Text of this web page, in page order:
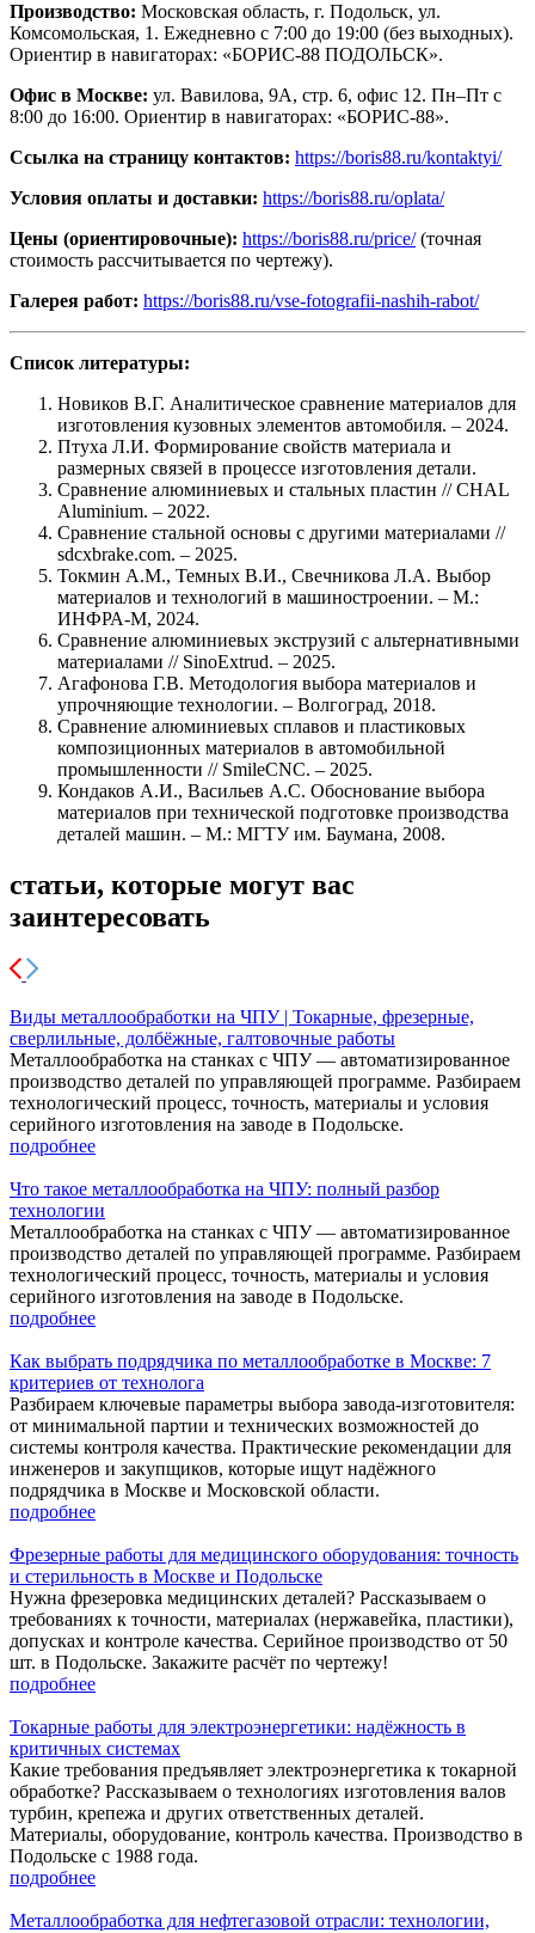
Производство: Московская область, г. Подольск, ул.
Комсомольская, 1. Ежедневно с 7:00 до 19:00 (без выходных).
Ориентир в навигаторах: «БОРИС-88 ПОДОЛЬСК».
Офис в Москве: ул. Вавилова, 9А, стр. 6, офис 12. Пн–Пт с
8:00 до 16:00. Ориентир в навигаторах: «БОРИС-88».
Ссылка на страницу контактов: https://boris88.ru/kontaktyi/
Условия оплаты и доставки: https://boris88.ru/oplata/
Цены (ориентировочные): https://boris88.ru/price/(точная
стоимость рассчитывается по чертежу).
Галерея работ: https://boris88.ru/vse-fotografii-nashih-rabot/
Список литературы:
Новиков В.Г. Аналитическое сравнение материалов для
изготовления кузовных элементов автомобиля. – 2024.
Птуха Л.И. Формирование свойств материала и
размерных связей в процессе изготовления детали.
Сравнение алюминиевых и стальных пластин // CHAL
Aluminium. – 2022.
Сравнение стальной основы с другими материалами //
sdcxbrake.com. – 2025.
Токмин А.М., Темных В.И., Свечникова Л.А. Выбор
материалов и технологий в машиностроении. – М.:
ИНФРА-М, 2024.
Сравнение алюминиевых экструзий с альтернативными
материалами // SinoExtrud. – 2025.
Агафонова Г.В. Методология выбора материалов и
упрочняющие технологии. – Волгоград, 2018.
Сравнение алюминиевых сплавов и пластиковых
композиционных материалов в автомобильной
промышленности // SmileCNC. – 2025.
Кондаков А.И., Васильев А.С. Обоснование выбора
материалов при технической подготовке производства
деталей машин. – М.: МГТУ им. Баумана, 2008.
статьи, которые могут вас
заинтересовать
Виды металлообработки на ЧПУ | Токарные, фрезерные,
сверлильные, долбёжные, галтовочные работы
Металлообработка на станках с ЧПУ — автоматизированное
производство деталей по управляющей программе. Разбираем
технологический процесс, точность, материалы и условия
серийного изготовления на заводе в Подольске.
подробнее
Что такое металлообработка на ЧПУ: полный разбор
технологии
Металлообработка на станках с ЧПУ — автоматизированное
производство деталей по управляющей программе. Разбираем
технологический процесс, точность, материалы и условия
серийного изготовления на заводе в Подольске.
подробнее
Как выбрать подрядчика по металлообработке в Москве: 7
критериев от технолога
Разбираем ключевые параметры выбора завода-изготовителя:
от минимальной партии и технических возможностей до
системы контроля качества. Практические рекомендации для
инженеров и закупщиков, которые ищут надёжного
подрядчика в Москве и Московской области.
подробнее
Фрезерные работы для медицинского оборудования: точность
и стерильность в Москве и Подольске
Нужна фрезеровка медицинских деталей? Рассказываем о
требованиях к точности, материалах (нержавейка, пластики),
допусках и контроле качества. Серийное производство от 50
шт. в Подольске. Закажите расчёт по чертежу!
подробнее
Токарные работы для электроэнергетики: надёжность в
критичных системах
Какие требования предъявляет электроэнергетика к токарной
обработке? Рассказываем о технологиях изготовления валов
турбин, крепежа и других ответственных деталей.
Материалы, оборудование, контроль качества. Производство в
Подольске с 1988 года.
подробнее
Металлообработка для нефтегазовой отрасли: технологии,